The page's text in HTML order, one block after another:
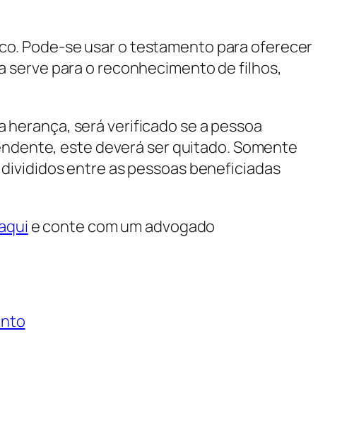
Pode-se usar o testamento para oferecer
serve para o reconhecimento de filhos,
será verificado se a pessoa
este deverá ser quitado. Somente
entre as pessoas beneficiadas
e conte com um advogado